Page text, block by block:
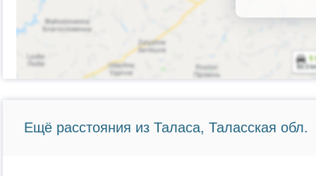
Ещё расстояния из Таласа, Таласская обл.